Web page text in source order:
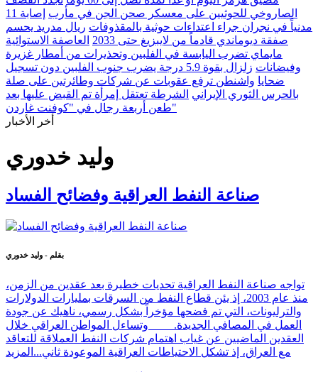
الصاروخي للحوثيين على معسكر صحن الجن في مأرب
إصابة 11
مدنياً في نجران جراء اعتداءات حوثية بالمقذوفات ريال مدريد يحسم
صفقة ديوماندي قادماً من لايبزيغ حتى 2033
العاصفة الاستوائية
مايماي تضرب اليابسة في الفلبين وتحذيرات من أمطار غزيرة
وفيضانات
زلزال بقوة 5.9 درجة يضرب جنوب الفلبين دون تسجيل
ضحايا واشنطن ترفع عقوبات عن شركات وطائرتين على صلة
بالحرس الثوري الإيراني الشرطة تعتقل إمرأة تم القبض عليها بعد
طعن أربعة رجال في "كوفنت غاردن"
أخر الأخبار
وليد خدوري
صناعة النفط العراقية وفضائح الفساد
بقلم - وليد خدوري
تواجه صناعة النفط العراقية تحديات خطيرة بعد عقدين من الزمن،
منذ عام 2003، إذ يئن قطاع النفط من السرقات بمليارات الدولارات
والترليونات، التي تم فضحها مؤخراً بشكل رسمي، ناهيك عن جودة
العمل في المصافي الجديدة. وتساءل المواطن العراقي خلال
العقدين الماضيين عن غياب اهتمام شركات النفط العملاقة للتعاقد
مع العراق، إذ تشكل الاحتياطات العراقية الموعودة ثاني... المزيد